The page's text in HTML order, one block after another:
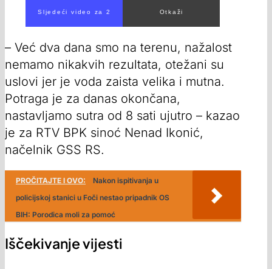
Sljedeći video za 1 Otkaži
– Već dva dana smo na terenu, nažalost
nemamo nikakvih rezultata, otežani su
uslovi jer je voda zaista velika i mutna.
Potraga je za danas okončana,
nastavljamo sutra od 8 sati ujutro – kazao
je za RTV BPK sinoć Nenad Ikonić,
načelnik GSS RS.
PROČITAJTE I OVO:
Nakon ispitivanja u
policijskoj stanici u Foči nestao pripadnik OS
BIH: Porodica moli za pomoć
Iščekivanje vijesti